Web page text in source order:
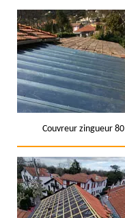
Couvreur zingueur 80